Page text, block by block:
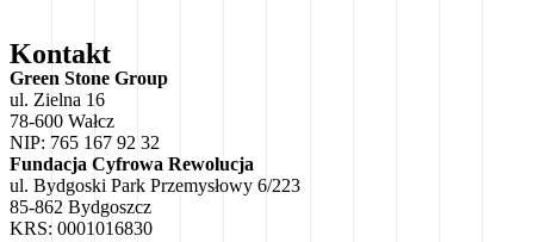
Kontakt
Green Stone Group
ul. Zielna 16
78-600 Wałcz
NIP: 765 167 92 32
Fundacja Cyfrowa Rewolucja
ul. Bydgoski Park Przemysłowy 6/223
85-862 Bydgoszcz
KRS: 0001016830